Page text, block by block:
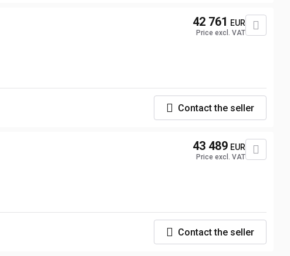
42 761 EUR
Price excl. VAT
Contact the seller
43 489 EUR
Price excl. VAT
Contact the seller